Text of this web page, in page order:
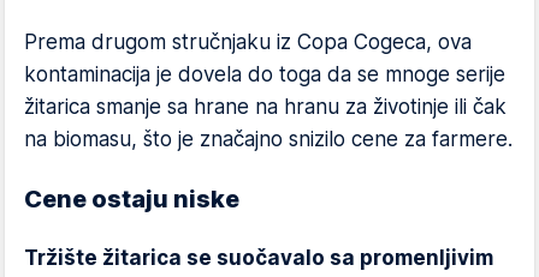
Prema drugom stručnjaku iz Copa Cogeca, ova
kontaminacija je dovela do toga da se mnoge serije
žitarica smanje sa hrane na hranu za životinje ili čak
na biomasu, što je značajno snizilo cene za farmere.
Cene ostaju niske
Tržište žitarica se suočavalo sa promenljivim